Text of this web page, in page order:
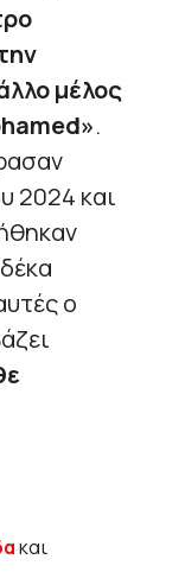
μέλος
.
2024 και
ο
και